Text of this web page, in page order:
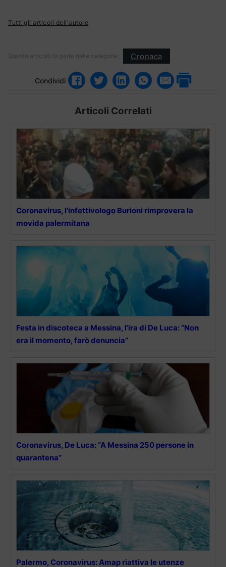
Tutti gli articoli dell'autore
Questo articolo fa parte delle categorie: Cronaca
Condividi
Articoli Correlati
Coronavirus, l’infettivologo Burioni rimprovera la
movida palermitana
Festa in discoteca a Messina, l’ira di De Luca: “Non
era il momento, farò denuncia”
Coronavirus, De Luca: “A Messina 250 persone in
quarantena”
Palermo, Coronavirus: Amap riattiva le utenze